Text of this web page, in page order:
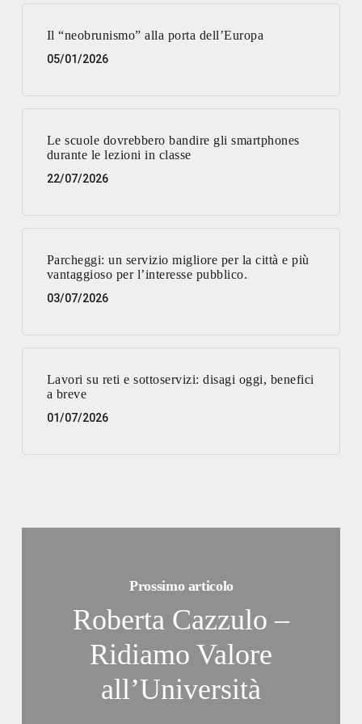
Il “neobrunismo” alla porta dell’Europa
05/01/2026
Le scuole dovrebbero bandire gli smartphones
durante le lezioni in classe
22/07/2026
Parcheggi: un servizio migliore per la città e più
vantaggioso per l’interesse pubblico.
03/07/2026
Lavori su reti e sottoservizi: disagi oggi, benefici
a breve
01/07/2026
Prossimo articolo
Roberta Cazzulo –
Ridiamo Valore
all’Università